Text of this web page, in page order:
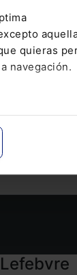
quieras
navegación.
la retribución
inciden
trabajador?